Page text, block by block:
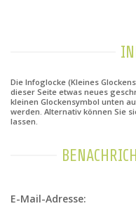
Die Infoglocke (Kleines
dieser Seite etwas neues
kleinen Glockensymbol unten
werden. Alternativ können Sie
lassen.
E-Mail-Adresse: